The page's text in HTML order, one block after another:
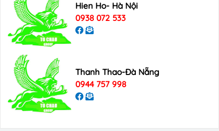
Hien Ho- Hà Nội
0938 072 533
Thanh Thao-Đà Nẵng
0944 757 998